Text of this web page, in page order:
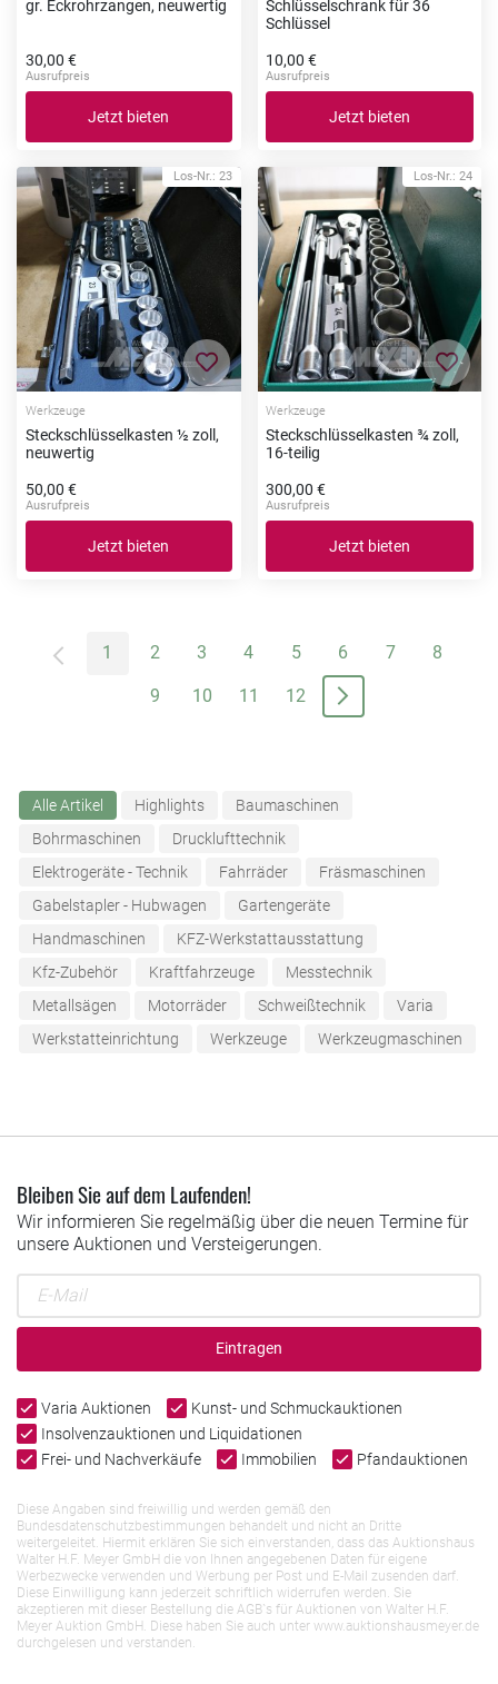
gr. Eckrohrzangen, neuwertig
30,00 €
Ausrufpreis
Jetzt bieten
Schlüsselschrank für 36
Schlüssel
10,00 €
Ausrufpreis
Jetzt bieten
Los-Nr.: 23
Zur Merkliste hinzufügen
Werkzeuge
Steckschlüsselkasten ½ zoll,
neuwertig
50,00 €
Ausrufpreis
Jetzt bieten
Los-Nr.: 24
Zur
Werkzeuge
Steckschlüsselkasten ¾ zoll,
16-teilig
300,00 €
Ausrufpreis
Jetzt bieten
1 2 3 4 5 6 7 8
9 10 11 12
Alle Artikel Highlights
Baumaschinen
Bohrmaschinen
Drucklufttechnik
Elektrogeräte - Technik
Fahrräder
Fräsmaschinen
Gabelstapler - Hubwagen
Gartengeräte
Handmaschinen
KFZ-Werkstattausstattung
Kfz-Zubehör
Kraftfahrzeuge
Messtechnik
Metallsägen
Motorräder Schweißtechnik
Varia
Werkstatteinrichtung
Werkzeuge Werkzeugmaschinen
Bleiben Sie auf dem Laufenden!
Wir informieren Sie regelmäßig über die neuen Termine für
unsere Auktionen und Versteigerungen.
Eintragen
Varia Auktionen
Kunst- und Schmuckauktionen
Insolvenzauktionen und Liquidationen
Frei- und Nachverkäufe
Immobilien Pfandauktionen
Diese Angaben sind freiwillig und werden gemäß den
Bundesdatenschutzbestimmungen behandelt und nicht an Dritte
weitergeleitet. Hiermit erklären Sie sich einverstanden, dass das Auktionshaus
Walter H.F. Meyer GmbH die von Ihnen angegebenen Daten für eigene
Werbezwecke verwenden und Werbung per Post und E-Mail zusenden darf.
Diese Einwilligung kann jederzeit schriftlich widerrufen werden. Sie
akzeptieren mit dieser Bestellung die AGB`s für Auktionen von Walter H.F.
Meyer Auktion GmbH. Diese haben Sie auch unter www.auktionshausmeyer.de
durchgelesen und verstanden.